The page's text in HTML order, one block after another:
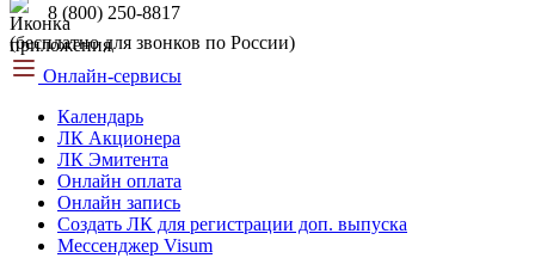
8 (800) 250-8817
(бесплатно для звонков по России)
Онлайн-сервисы
Календарь
ЛК Акционера
ЛК Эмитента
Онлайн оплата
Онлайн запись
Создать ЛК для регистрации доп. выпуска
Мессенджер Visum